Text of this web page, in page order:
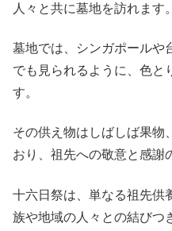
人々と共に墓地を訪れます。
墓地では、シンガポールや
でも見られるように、色と
す。
その供え物はしばしば果物
おり、祖先への敬意と感謝
十六日祭は、単なる祖先供
族や地域の人々との結びつ